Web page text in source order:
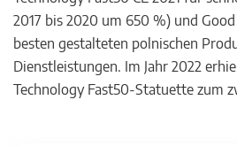
2017 bis 2020 um 650 %) und
besten gestalteten polnischen
Dienstleistungen. Im Jahr 2022
Technology Fast50-Statuette zum